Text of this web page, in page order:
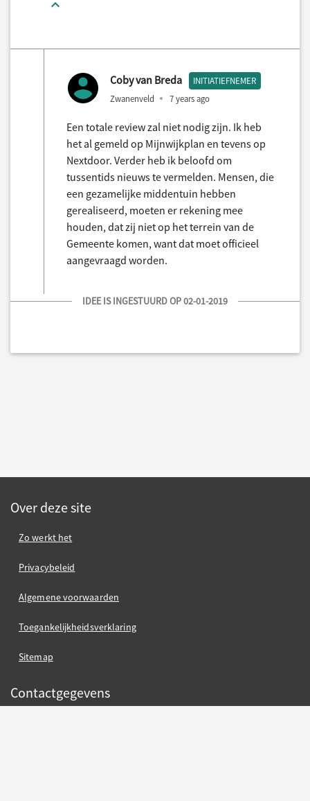
Coby van Breda INITIATIEFNEMER
Zwanenveld 7 years ago
Een totale review zal niet nodig zijn. Ik heb
het al gemeld op Mijnwijkplan en tevens op
Nextdoor. Verder heb ik beloofd om
tussentids nieuws te vermelden. Mensen, die
een gezamelijke middentuin hebben
gerealiseerd, moeten er rekening mee
houden, dat zij niet op het terrein van de
Gemeente komen, want dat moet officieel
aangevraagd worden.
IDEE IS INGESTUURD OP 02-01-2019
Over deze site
Zo werkt het
Privacybeleid
Algemene voorwaarden
Toegankelijkheidsverklaring
Sitemap
Contactgegevens